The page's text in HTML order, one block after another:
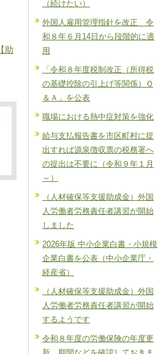
【助
（続けたい）
外国人雇用管理指針を改正 令
和８年６月14日から段階的に適
用
「令和８年度税制改正（所得税
の基礎控除の引上げ等関係）Ｑ
＆Ａ」を公表
職場における熱中症対策を強化
給与支払報告書を市区町村に提
出すれば源泉徴収票の税務署へ
の提出は不要に（令和９年１月
～）
（人材確保等支援助成金）外国
人労働者労務責任者講習が開始
しました
2026年版 中小企業白書・小規模
企業白書を公表（中小企業庁・
経産省）
（人材確保等支援助成金）外国
人労働者労務責任者講習が開始
するようです
令和８年度の労働保険の年度更